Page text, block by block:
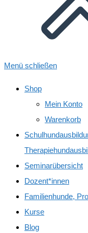
Menü schließen
Shop
Mein Konto
Warenkorb
Seminarübersicht
Dozent*innen
Familienhunde,
Kurse
Blog